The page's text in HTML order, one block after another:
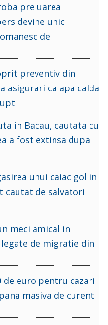
preluarea
devine unic
de
preventiv din
asigurari ca apa calda
in Bacau, cautata cu
a fost extinsa dupa
unui caiac gol in
cautat de salvatori
meci amical in
de migratie din
de euro pentru cazari
masiva de curent